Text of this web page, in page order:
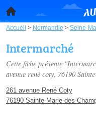
Accueil > Normandie > Seine-
Intermarché
Cette fiche présente
avenue rené coty, 76190
261 avenue René Coty
76190 Sainte-Marie-des-